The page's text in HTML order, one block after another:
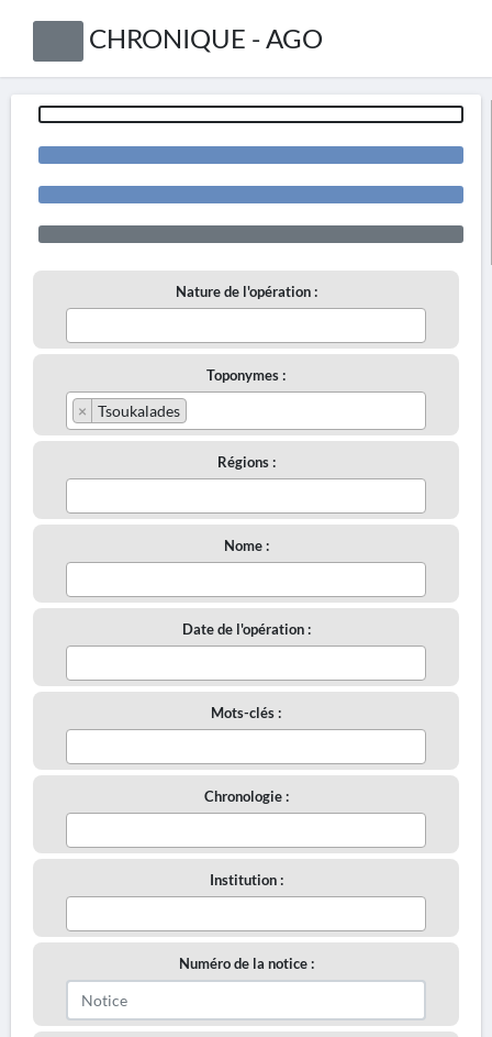
CHRONIQUE - AGO
Nature de l'opération :
Toponymes :
× Tsoukalades
Régions :
Nome :
Date de l'opération :
Mots-clés :
Chronologie :
Institution :
Numéro de la notice :